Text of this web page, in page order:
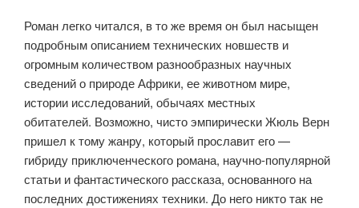
Роман легко читался, в то же время он был насыщен
подробным описанием технических новшеств и
огромным количеством разнообразных научных
сведений о природе Африки, ее животном мире,
истории исследований, обычаях местных
обитателей. Возможно, чисто эмпирически Жюль Верн
пришел к тому жанру, который прославит его —
гибриду приключенческого романа, научно-популярной
статьи и фантастического рассказа, основанного на
последних достижениях техники. До него никто так не